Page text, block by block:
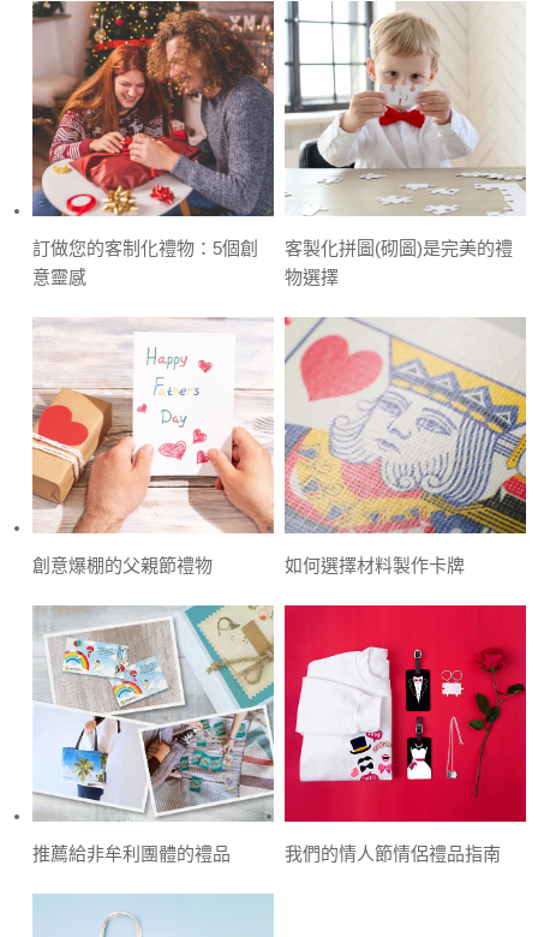
訂做您的客制化禮物：5個創
意靈感
客製化拼圖(砌圖)是完美的禮
物選擇
創意爆棚的父親節禮物 如何選擇材料製作卡牌
推薦給非牟利團體的禮品 我們的情人節情侶禮品指南